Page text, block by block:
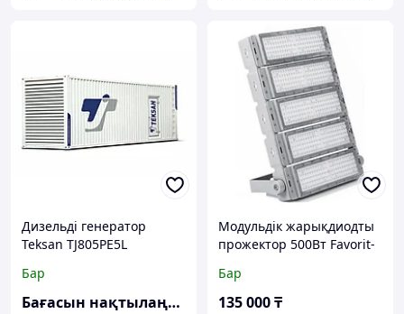
Дизельді генератор
Teksan TJ805PE5L
Бар
Бағасын нақтылаңыз
Модульдік жарықдиодты
прожектор 500Вт Favorit-
LED" (Москва, РФ)
Бар
135 000₸